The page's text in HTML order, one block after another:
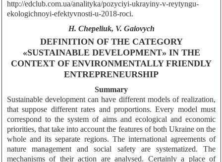
http://edclub.com.ua/analityka/pozyciyi-ukrayiny-v-reytyngu-
ekologichnoyi-efektyvnosti-u-2018-roci.
H. Chepeliuk, V. Gaiovych
DEFINITION OF THE CATEGORY
«SUSTAINABLE DEVELOPMENT» IN THE
CONTEXT OF ENVIRONMENTALLY FRIENDLY
ENTREPRENEURSHIP
Summary
Sustainable development can have different models of realization,
that suppose different rates and proportions. Every model must
correspond to the system of aims and ecological and economic
priorities, that take into account the features of both Ukraine on the
whole and its separate regions. The international agreements of
nature management and social safety are systematized. The
mechanisms of their action are analysed. Certainly a place of